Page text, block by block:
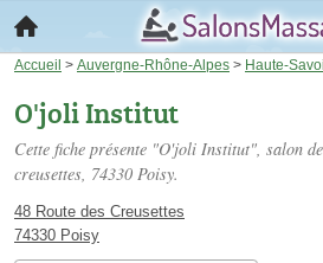
Accueil > Auvergne-Rhône-Alpes > Haute-
O'joli Institut
Cette fiche présente "O'joli Institut", salon
creusettes, 74330 Poisy.
48 Route des Creusettes
74330 Poisy